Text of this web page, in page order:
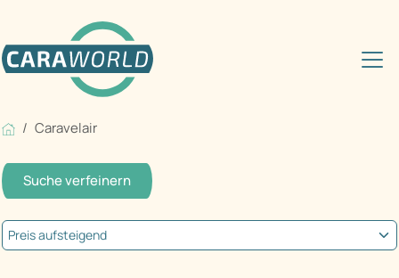
Caravelair
Suche verfeinern